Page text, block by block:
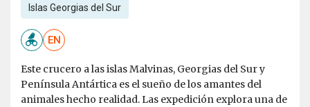
Islas Georgias del Sur
EN
Este crucero a las islas Malvinas, Georgias del Sur y
Península Antártica es el sueño de los amantes del
animales hecho realidad. Las expedición explora una de